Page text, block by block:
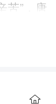
苦”，唐
首诗，